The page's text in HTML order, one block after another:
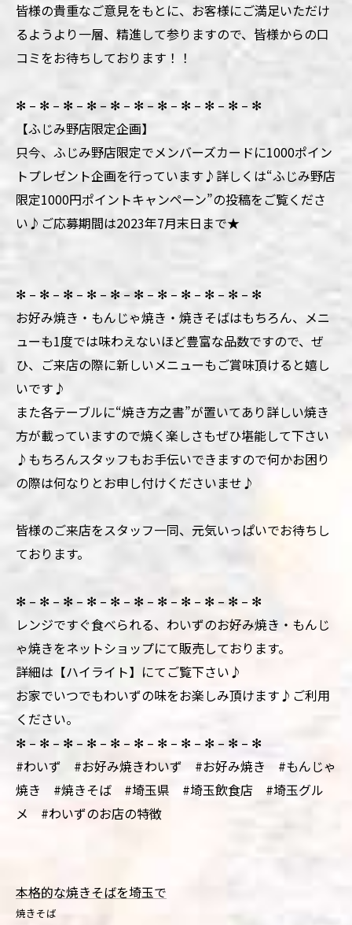
皆様の貴重なご意見をもとに、お客様にご満足いただけ
るようより一層、精進して参りますので、皆様からの口
コミをお待ちしております！！
✻ – ✻ – ✻ – ✻ – ✻ – ✻ – ✻ – ✻ – ✻ – ✻ – ✻
【ふじみ野店限定企画】
只今、ふじみ野店限定でメンバーズカードに1000ポイン
トプレゼント企画を行っています♪詳しくは“ふじみ野店
限定1000円ポイントキャンペーン”の投稿をご覧くださ
い♪ご応募期間は2023年7月末日まで★
✻ – ✻ – ✻ – ✻ – ✻ – ✻ – ✻ – ✻ – ✻ – ✻ – ✻
お好み焼き・もんじゃ焼き・焼きそばはもちろん、メニ
ューも1度では味わえないほど豊富な品数ですので、ぜ
ひ、ご来店の際に新しいメニューもご賞味頂けると嬉し
いです♪
また各テーブルに“焼き方之書”が置いてあり詳しい焼き
方が載っていますので焼く楽しさもぜひ堪能して下さい
♪もちろんスタッフもお手伝いできますので何かお困り
の際は何なりとお申し付けくださいませ♪
皆様のご来店をスタッフ一同、元気いっぱいでお待ちし
ております。
✻ – ✻ – ✻ – ✻ – ✻ – ✻ – ✻ – ✻ – ✻ – ✻ – ✻
レンジですぐ食べられる、わいずのお好み焼き・もんじ
ゃ焼きをネットショップにて販売しております。
詳細は【ハイライト】にてご覧下さい♪
お家でいつでもわいずの味をお楽しみ頂けます♪ご利用
ください。
✻ – ✻ – ✻ – ✻ – ✻ – ✻ – ✻ – ✻ – ✻ – ✻ – ✻
#わいず #お好み焼きわいず #お好み焼き #もんじゃ
焼き #焼きそば #埼玉県 #埼玉飲食店 #埼玉グル
メ #わいずのお店の特徴
本格的な焼きそばを埼玉で
焼きそば